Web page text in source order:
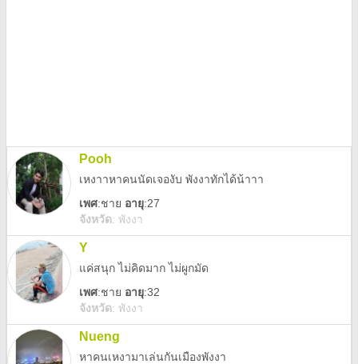
Pooh
เหงาาหาคนนัดเจองับ พังงาทักได้น้าาา
เพศ:ชาย อายุ:27
จังหวัด: พังงา
Y
แค่สนุก ไม่คิดมาก ไม่ผูกมัด
เพศ:ชาย อายุ:32
จังหวัด: พังงา
Nueng
หาคนเหงามาเล่นกันเมืองพังงา